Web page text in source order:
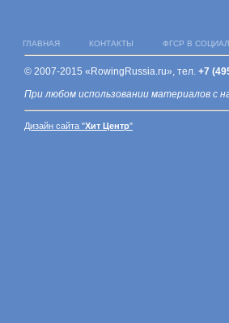
ГЛАВНАЯ КОНТАКТЫ ФГСР В
© 2007-2015 «RowingRussia.ru», тел. +7
При любом использовании материалов с
Дизайн сайта "Хит Центр"